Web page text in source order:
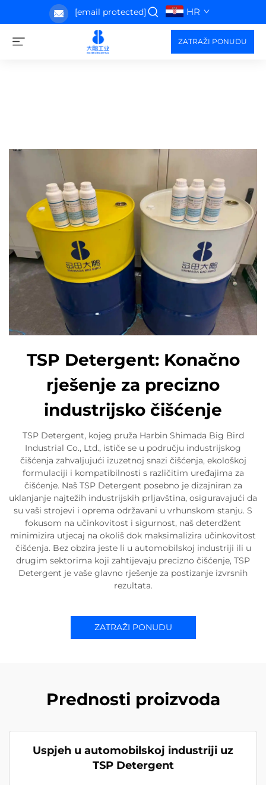
[email protected] HR
ZATRAŽI PONUDU
TSP Detergent: Konačno
rješenje za precizno
industrijsko čišćenje
TSP Detergent, kojeg pruža Harbin Shimada Big Bird
Industrial Co., Ltd., ističe se u području industrijskog
čišćenja zahvaljujući izuzetnoj snazi čišćenja, ekološkoj
formulaciji i kompatibilnosti s različitim uređajima za
čišćenje. Naš TSP Detergent posebno je dizajniran za
uklanjanje najtežih industrijskih prljavština, osiguravajući da
su vaši strojevi i oprema održavani u vrhunskom stanju. S
fokusom na učinkovitost i sigurnost, naš deterdžent
minimizira utjecaj na okoliš dok maksimalizira učinkovitost
čišćenja. Bez obzira jeste li u automobilskoj industriji ili u
drugim sektorima koji zahtijevaju precizno čišćenje, TSP
Detergent je vaše glavno rješenje za postizanje izvrsnih
rezultata.
ZATRAŽI PONUDU
Prednosti proizvoda
Uspjeh u automobilskoj industriji uz
TSP Detergent